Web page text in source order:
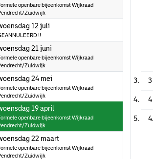
openbare bijeenkomst Wijkraad
Zuidwijk
12 juli
!!
21 juni
openbare bijeenkomst Wijkraad
Zuidwijk
24 mei
openbare bijeenkomst Wijkraad
Zuidwijk
19 april
openbare bijeenkomst Wijkraad
Zuidwijk
22 maart2023
openbare bijeenkomst Wijkraad
Zuidwijk
3
4